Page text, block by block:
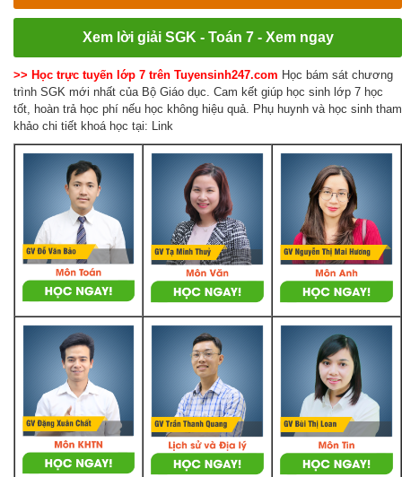
Xem lời giải SGK - Toán 7 - Xem ngay
>> Học trực tuyến lớp 7 trên Tuyensinh247.com Học bám sát chương
trình SGK mới nhất của Bộ Giáo dục. Cam kết giúp học sinh lớp 7 học
tốt, hoàn trả học phí nếu học không hiệu quả. Phụ huynh và học sinh tham
khảo chi tiết khoá học tại: Link